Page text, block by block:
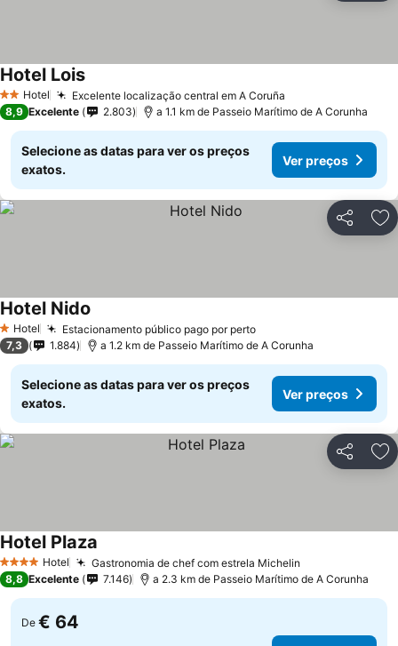
2 Estrelas
Hotel Excelente localização central em A Coruña
Hotel Lois
8,9 Excelente 2.803 a 1.1 km de Passeio Marítimo de A Corunha
Selecione as datas para ver os preços
exatos.
Ver preços
Partilhar
1 Estrelas
Hotel Estacionamento público pago por perto
Hotel Nido
7,3 1.884 a 1.2 km de Passeio Marítimo de A Corunha
Selecione as datas para ver os preços
exatos.
Ver preços
Partilhar
4 EstrelasHotel Gastronomia de chef com estrela Michelin
Hotel Plaza
8,8 Excelente 7.146 a 2.3 km de Passeio Marítimo de A Corunha
De € 64